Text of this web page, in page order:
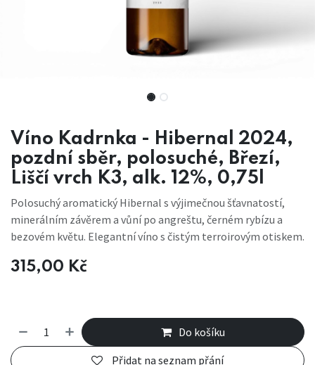
Víno Kadrnka - Hibernal 2024,
pozdní sběr, polosuché, Březí,
Liščí vrch K3, alk. 12%, 0,75l
Polosuchý aromatický Hibernal s výjimečnou šťavnatostí,
minerálním závěrem a vůní po angreštu, černém rybízu a
bezovém květu. Elegantní víno s čistým terroirovým otiskem.
315,00 Kč
Do košíku
Přidat na seznam přání